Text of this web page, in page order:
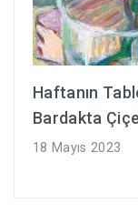
Haftanın
Bardakta
18 Mayıs 2023